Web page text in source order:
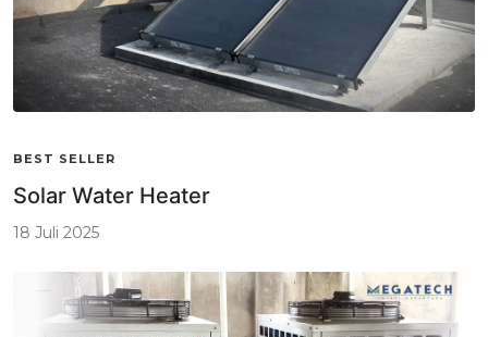
BEST SELLER
Solar Water Heater
18 Juli 2025